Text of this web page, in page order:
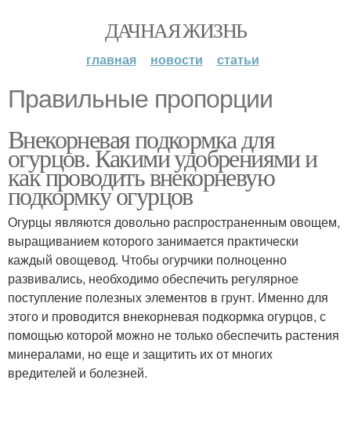
ДАЧНАЯ ЖИЗНЬ
главная новости статьи
Правильные пропорции
Внекорневая подкормка для
огурцов. Какими удобрениями и
как проводить внекорневую
подкормку огурцов
Огурцы являются довольно распространенным овощем,
выращиванием которого занимается практически
каждый овощевод. Чтобы огурчики полноценно
развивались, необходимо обеспечить регулярное
поступление полезных элементов в грунт. Именно для
этого и проводится внекорневая подкормка огурцов, с
помощью которой можно не только обеспечить растения
минералами, но еще и защитить их от многих
вредителей и болезней.